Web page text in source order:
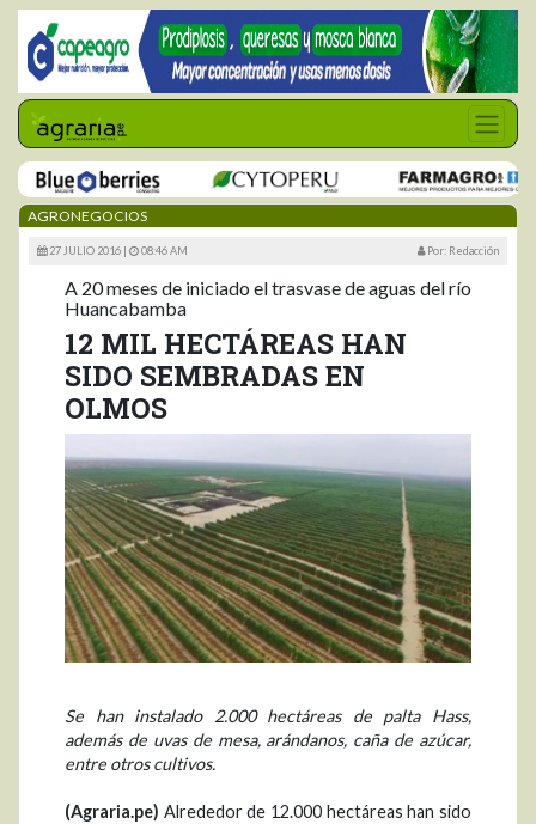
AGRONEGOCIOS
27 JULIO 2016 | 08:46 AM Por: Redacción
A 20 meses de iniciado el trasvase de aguas del río
Huancabamba
12 MIL HECTÁREAS HAN
SIDO SEMBRADAS EN
OLMOS
Se han instalado 2.000 hectáreas de palta Hass,
además de uvas de mesa, arándanos, caña de azúcar,
entre otros cultivos.
(Agraria.pe) Alrededor de 12.000 hectáreas han sido